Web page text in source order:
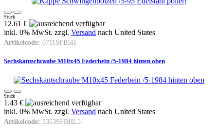
Stück
12.61 €
inkl. 0% MwSt. zzgl. Versand nach United States
Artikelcode: 0711SFB5H
Sechskantschraube M10x45 Federbein /5-1984 hinten oben
Stück
1.43 €
inkl. 0% MwSt. zzgl. Versand nach United States
Artikelcode: 3353SFBHL5